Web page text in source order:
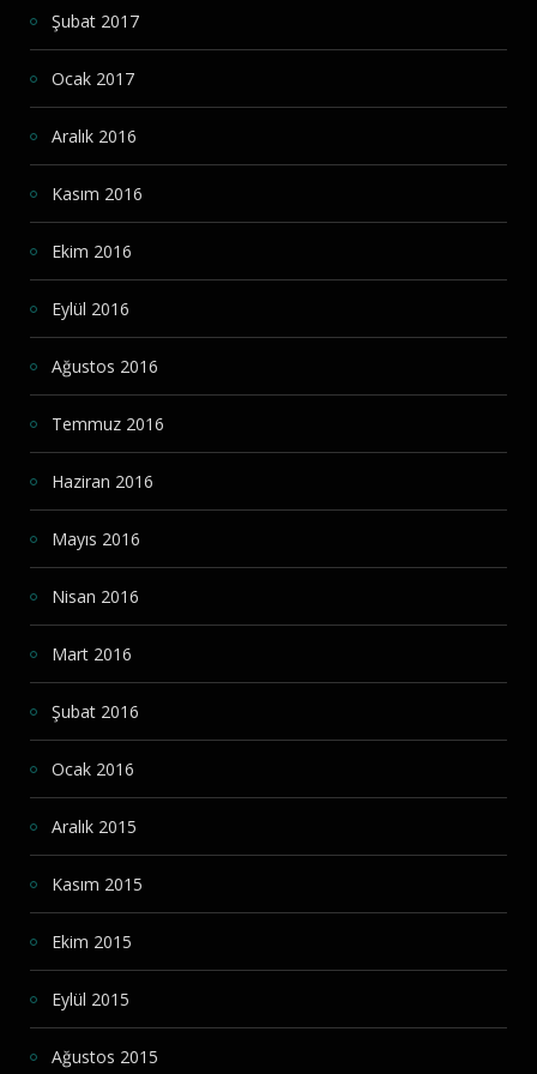
Şubat 2017
Ocak 2017
Aralık 2016
Kasım 2016
Ekim 2016
Eylül 2016
Ağustos 2016
Temmuz 2016
Haziran 2016
Mayıs 2016
Nisan 2016
Mart 2016
Şubat 2016
Ocak 2016
Aralık 2015
Kasım 2015
Ekim 2015
Eylül 2015
Ağustos 2015